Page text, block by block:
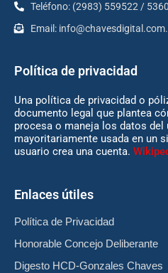
Teléfono: (2983) 559522 /
Email:
Política de privacidad
Una política de privacidad o
documento legal que plantea
procesa o maneja los datos del
mayoritariamente usada en un
usuario crea una cuenta.
Enlaces útiles
Política de Privacidad
Honorable Concejo Deliberante
Digesto HCD-Gonzales Chaves